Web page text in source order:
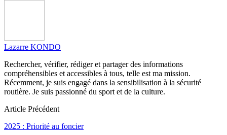
Lazarre KONDO
Rechercher, vérifier, rédiger et partager des informations
compréhensibles et accessibles à tous, telle est ma mission.
Récemment, je suis engagé dans la sensibilisation à la sécurité
routière. Je suis passionné du sport et de la culture.
Article Précédent
2025 : Priorité au foncier